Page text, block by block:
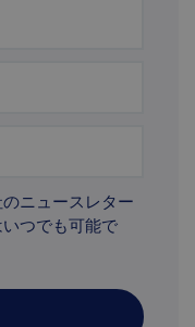
ニュースレター
つでも可能で